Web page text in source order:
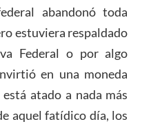
abandonó toda
estuviera respaldado
Federal o por algo
en una moneda
atado a nada más
aquel fatídico día, los